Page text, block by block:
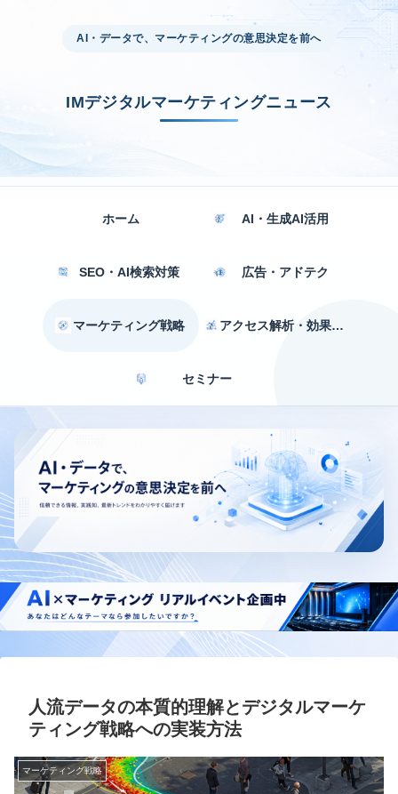
AI・データで、マーケティングの意思決定を前へ
IMデジタルマーケティングニュース
ホーム AI・生成AI活用
SEO・AI検索対策 広告・アドテク
マーケティング戦略 アクセス解析・効果測定
セミナー
人流データの本質的理解とデジタルマーケ
ティング戦略への実装方法
マーケティング戦略